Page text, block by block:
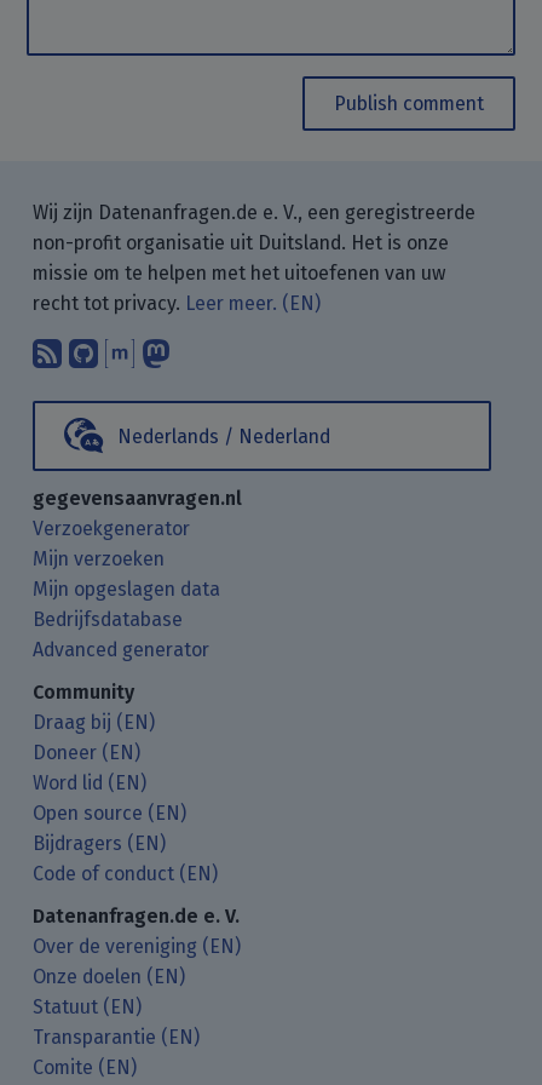
Publish comment
Wij zijn Datenanfragen.de e. V., een geregistreerde
non-profit organisatie uit Duitsland. Het is onze
missie om te helpen met het uitoefenen van uw
recht tot privacy. Leer meer. (EN)
Abonneer op onze blogposts met
Vind ons op GitHub.
Praat met ons via Matrix.
Nederlands / Nederland
gegevensaanvragen.nl
Verzoekgenerator
Mijn verzoeken
Mijn opgeslagen data
Bedrijfsdatabase
Advanced generator
Community
Draag bij (EN)
Doneer (EN)
Word lid (EN)
Open source (EN)
Bijdragers (EN)
Code of conduct (EN)
Datenanfragen.de e. V.
Over de vereniging (EN)
Onze doelen (EN)
Statuut (EN)
Transparantie (EN)
Comite (EN)